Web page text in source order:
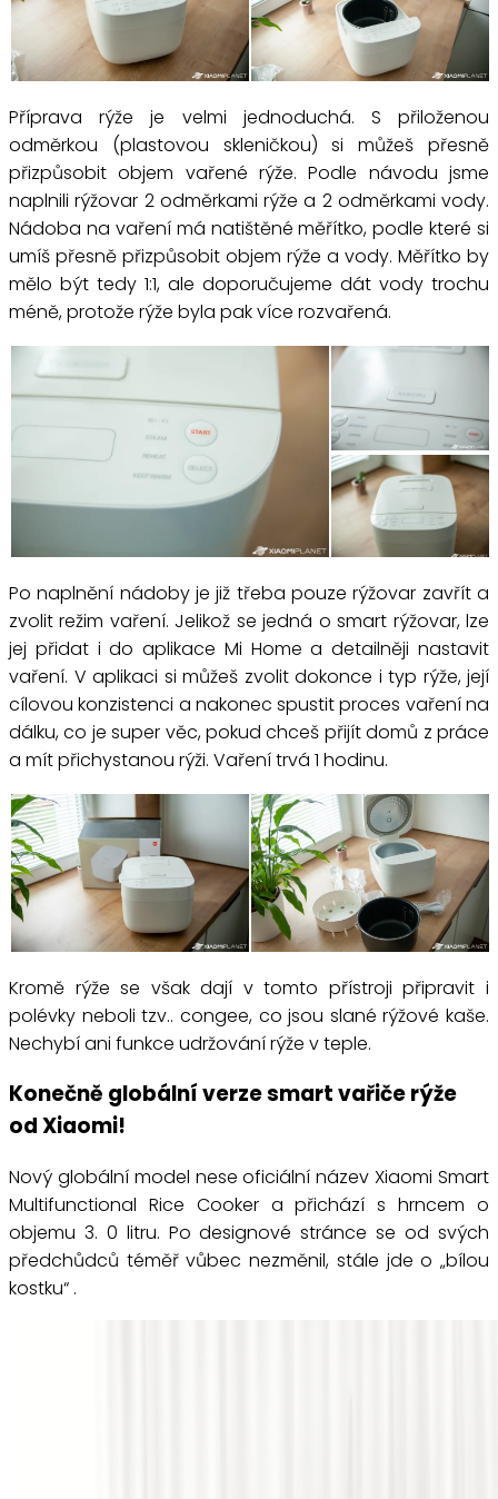
Příprava rýže je velmi jednoduchá. S přiloženou
odměrkou (plastovou skleničkou) si můžeš přesně
přizpůsobit objem vařené rýže. Podle návodu jsme
naplnili rýžovar 2 odměrkami rýže a 2 odměrkami vody.
Nádoba na vaření má natištěné měřítko, podle které si
umíš přesně přizpůsobit objem rýže a vody. Měřítko by
mělo být tedy 1:1, ale doporučujeme dát vody trochu
méně, protože rýže byla pak více rozvařená.
Po naplnění nádoby je již třeba pouze rýžovar zavřít a
zvolit režim vaření. Jelikož se jedná o smart rýžovar, lze
jej přidat i do aplikace Mi Home a detailněji nastavit
vaření. V aplikaci si můžeš zvolit dokonce i typ rýže, její
cílovou konzistenci a nakonec spustit proces vaření na
dálku, co je super věc, pokud chceš přijít domů z práce
a mít přichystanou rýži. Vaření trvá 1 hodinu.
Kromě rýže se však dají v tomto přístroji připravit i
polévky neboli tzv.. congee, co jsou slané rýžové kaše.
Nechybí ani funkce udržování rýže v teple.
Konečně globální verze smart vařiče rýže
od Xiaomi!
Nový globální model nese oficiální název Xiaomi Smart
Multifunctional Rice Cooker a přichází s hrncem o
objemu 3. 0 litru. Po designové stránce se od svých
předchůdců téměř vůbec nezměnil, stále jde o „bílou
kostku“ .